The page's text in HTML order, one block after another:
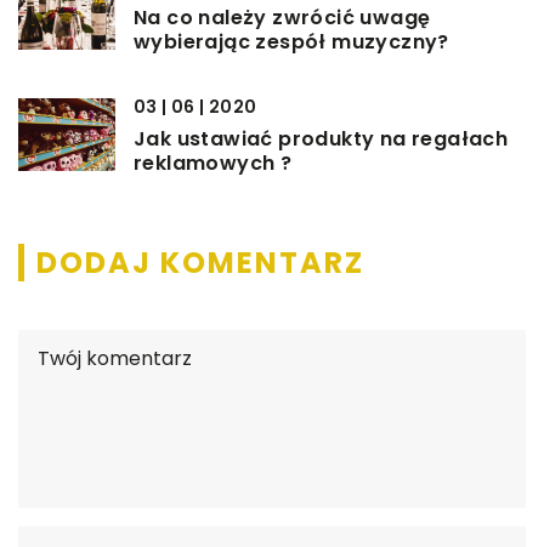
Na co należy zwrócić uwagę
wybierając zespół muzyczny?
03 | 06 | 2020
Jak ustawiać produkty na regałach
reklamowych ?
DODAJ KOMENTARZ